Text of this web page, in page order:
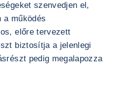
szenvedjen el,
a működés
előre tervezett
biztosítja a jelenlegi
pedig megalapozza